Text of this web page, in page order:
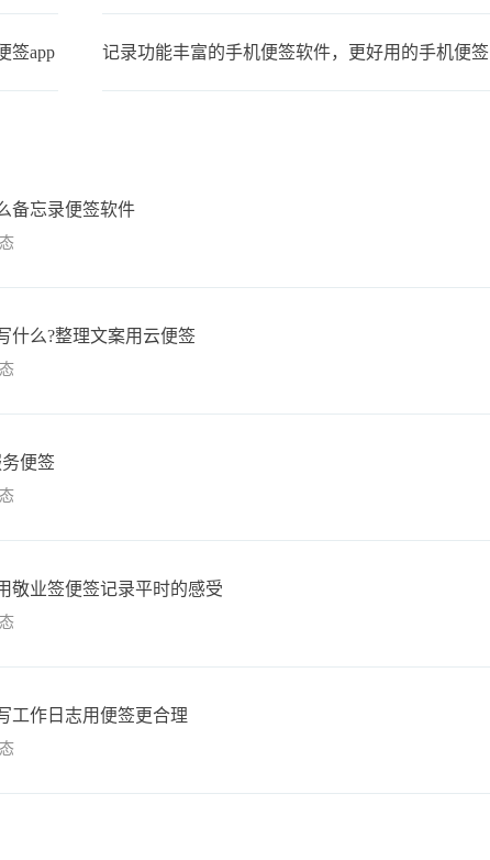
签app 记录功能丰富的手机便签软件，更好用的手机便签
备忘录便签软件
什么?整理文案用云便签
便签
敬业签便签记录平时的感受
工作日志用便签更合理